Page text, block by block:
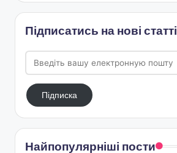
Підписатись на нові статті
Введіть
вашу
електронную
поштуПідписка
Найпопулярніші пости